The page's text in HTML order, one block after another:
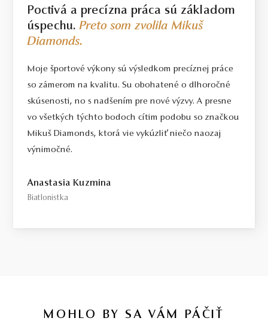
Poctivá a precízna práca sú základom
úspechu.Preto som zvolila Mikuš
Diamonds.
Moje športové výkony sú výsledkom precíznej práce
so zámerom na kvalitu. Su obohatené o dlhoročné
skúsenosti, no s nadšením pre nové výzvy. A presne
vo všetkých týchto bodoch cítim podobu so značkou
Mikuš Diamonds, ktorá vie vykúzliť niečo naozaj
výnimočné.
Anastasia Kuzmina
Biatlonistka
MOHLO BY SA VÁM PÁČIŤ